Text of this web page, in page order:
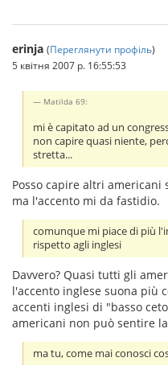
erinja (Переглянути профіль)
5 квітня 2007 р. 16:55:53
Matilda 69:
mi è capitato ad un
non capire quasi niente,
stretta...
Posso capire altri
ma l'accento mi da fastidio.
comunque mi piace di più
rispetto agli inglesi
Davvero? Quasi tutti gli
l'accento inglese suona più
accenti inglesi di "basso
americani non può sentire
ma tu, come mai conosci